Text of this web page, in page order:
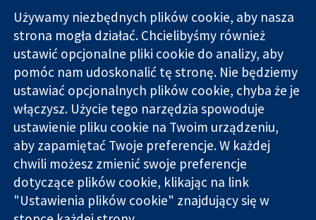
Wiarygodne dane
naukowe.
Świadome
decyzje.
Lepsze zdrowie.
11-13 Cavendish
Square
Londyn
W1G 0AN
Wielka Brytania
Kontakt
Nowości
Biuro
prasowe
O nas
Praca
Cochrane
Library
Cochrane Collaboration to organizacja charytatywna (nr
Używamy niezbędnych plików cookie, aby nasza
strona mogła działać. Chcielibyśmy również
ustawić opcjonalne pliki cookie do analizy, aby
pomóc nam udoskonalić tę stronę. Nie będziemy
ustawiać opcjonalnych plików cookie, chyba że je
włączysz. Użycie tego narzędzia spowoduje
ustawienie pliku cookie na Twoim urządzeniu,
aby zapamiętać Twoje preferencje. W każdej
chwili możesz zmienić swoje preferencje
dotyczące plików cookie, klikając na link
"Ustawienia plików cookie" znajdujący się w